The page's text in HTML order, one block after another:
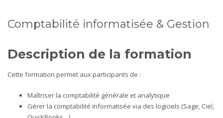
Comptabilité informatisée & Gestion
Description de la formation
Cette formation permet aux participants de :
Maîtriser la comptabilité générale et analytique
Gérer la comptabilité informatisée via des logiciels (Sage, Ciel,